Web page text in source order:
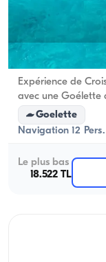
Bodrum, Muğla
Expérience de
avec une Goélette
Goelette
Navigation 12 Pers.
Le plus bas
18.522 TL